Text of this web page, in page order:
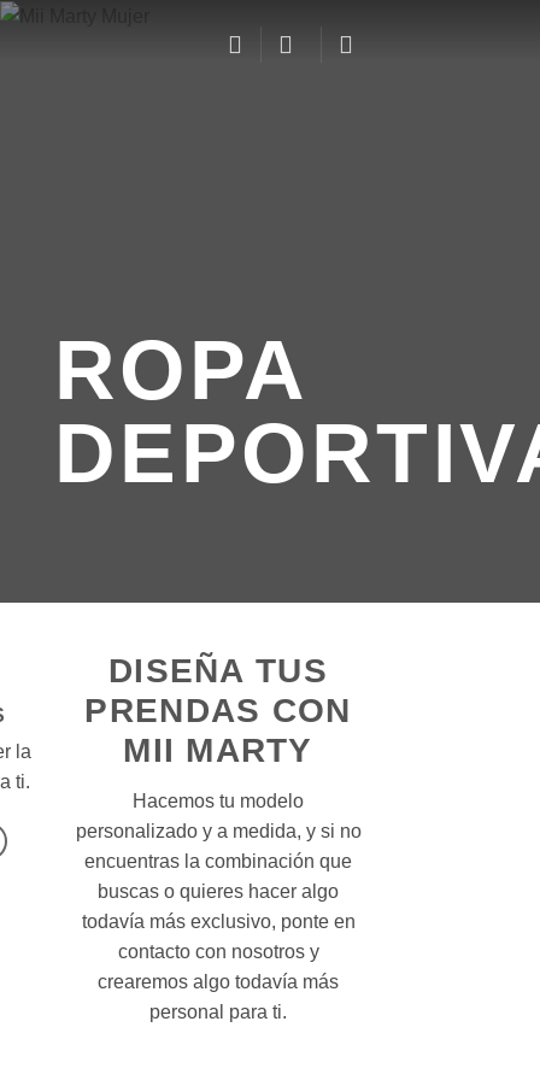
ROPA
la
ti.
DISEÑA TUS
PRENDAS CON
MII MARTY
Hacemos tu modelo
personalizado y a medida, y si no
encuentras la combinación que
buscas o quieres hacer algo
todavía más exclusivo, ponte en
contacto con nosotros y
crearemos algo todavía más
personal para ti.